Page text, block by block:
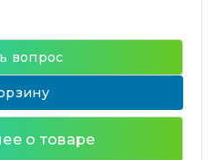
вопрос
о товаре